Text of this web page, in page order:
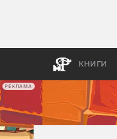
РЕКЛАМА
КНИГИ